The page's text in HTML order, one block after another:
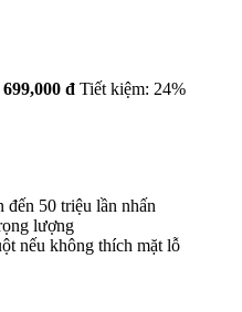
699,000 đ Tiết kiệm: 24%
50 triệu lần nhấn
lượng
nếu không thích mặt lỗ